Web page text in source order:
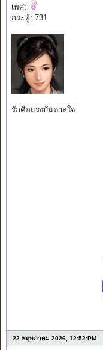
เพศ:
กระทู้: 731
รักคือแรงบันดาลใจ
22 พฤษภาคม 2026, 12:52:PM